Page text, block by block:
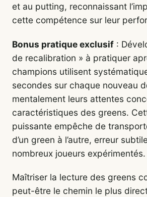
et au putting, reconnaissant
cette compétence sur leur
Bonus pratique exclusif :
de recalibration » à pratiquer
champions utilisent
secondes sur chaque nouveau
mentalement leurs attentes
caractéristiques des greens.
puissante empêche de
d’un green à l’autre, erreur
nombreux joueurs expérimentés.
Maîtriser la lecture des greens
peut-être le chemin le plus